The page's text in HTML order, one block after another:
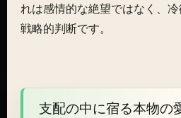
れは感情的な絶望ではなく、
戦略的判断です。
支配の中に宿る本物の